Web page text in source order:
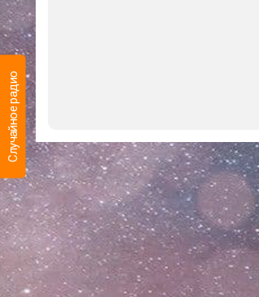
Случайное радио
Последниепрослушанные
Какие радиостанции Вы слушали недавно
Folk Forward (Soma Fm)
Indie Rock